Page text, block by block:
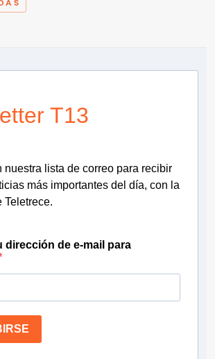
T13
nuestra lista de correo para recibir
más importantes del día, con la
Teletrece.
dirección de e-mail para